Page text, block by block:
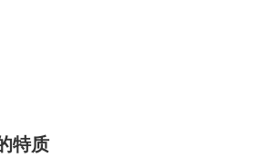
特质